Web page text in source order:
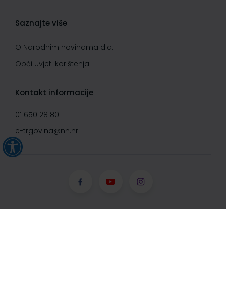
Saznajte više
O Narodnim novinama d.d.
Opći uvjeti korištenja
Kontakt informacije
01 650 28 80
e-trgovina@nn.hr